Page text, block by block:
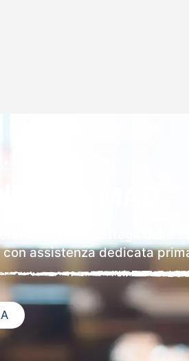
tua MAD
via email i dettagli delle
assistenza dedicata